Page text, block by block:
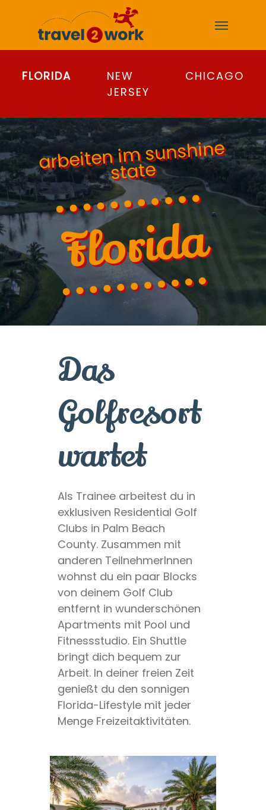
Menu
FLORIDA
NEW
JERSEY
CHICAGO
arbeiten i
m sunshine
state
Florida
Das
Golfresort
wartet
Als Trainee arbeitest du in
exklusiven Residential Golf
Clubs in Palm Beach
County. Zusammen mit
anderen TeilnehmerInnen
wohnst du ein paar Blocks
von deinem Golf Club
entfernt in wunderschönen
Apartments mit Pool und
Fitnessstudio. Ein Shuttle
bringt dich bequem zur
Arbeit. In deiner freien Zeit
genießt du den sonnigen
Florida-Lifestyle mit jeder
Menge Freizeitaktivitäten.